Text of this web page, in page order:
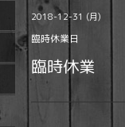
2018-12-31 (月)
臨時休業日
臨時休業